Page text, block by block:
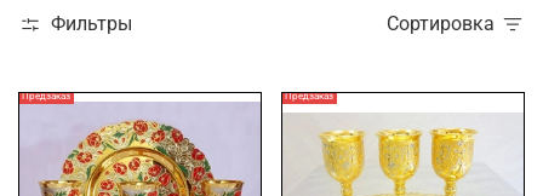
Фильтры Сортировка
Предзаказ Предзаказ